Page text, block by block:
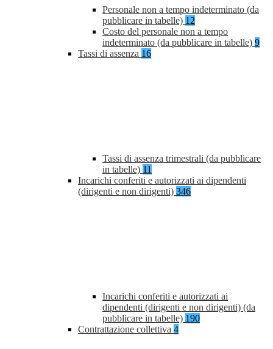
Personale non a tempo indeterminato (da
pubblicare in tabelle) 12
Costo del personale non a tempo
indeterminato (da pubblicare in tabelle) 9
Tassi di assenza 16
Tassi di assenza trimestrali (da pubblicare
in tabelle) 11
Incarichi conferiti e autorizzati ai dipendenti
(dirigenti e non dirigenti) 346
Incarichi conferiti e autorizzati ai
dipendenti (dirigenti e non dirigenti) (da
pubblicare in tabelle) 190
Contrattazione collettiva 4